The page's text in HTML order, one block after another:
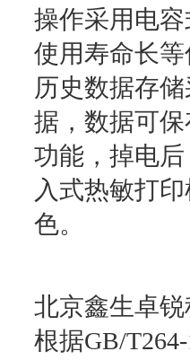
操作采用电
使用寿命长等
历史数据存
据，数据可
功能，掉电
入式热敏打
色。
北京鑫生卓
根据GB/